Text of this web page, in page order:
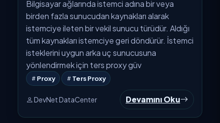
Bilgisayar ağlarında istemci adına bir veya
birden fazla sunucudan kaynakları alarak
istemciye ileten bir vekil sunucu türüdür. Aldığı
tüm kaynakları istemciye geri döndürür. İstemci
isteklerini uygun arka uç sunucusuna
yönlendirmek için ters proxy güv
Proxy Ters Proxy
DevNet DataCenter Devamını Oku